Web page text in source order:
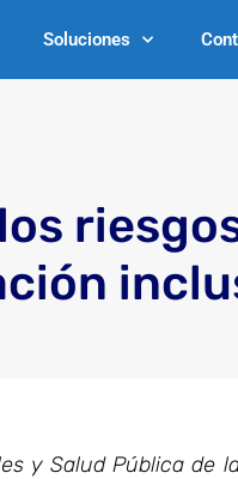
Soluciones
y Salud Pública de